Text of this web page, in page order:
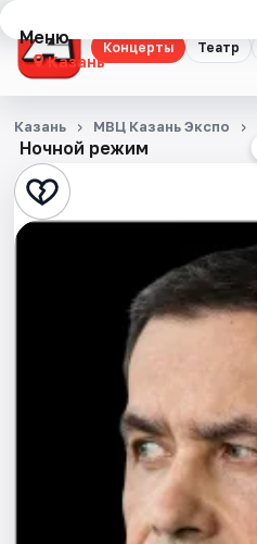
Концерты Театр
Меню
Казань
Концерты
Театр
Стендап
Ночной режим
Казань МВЦ Казань Экспо